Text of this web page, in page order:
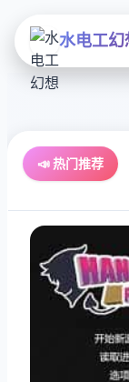
水电工幻
📣 热门推荐